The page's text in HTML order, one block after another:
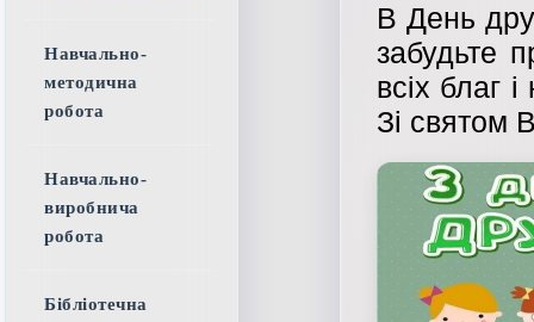
В День
забудьте
всіх благ
Зі святом
Навчально-
методична
робота
Навчально-
виробнича
робота
Бібліотечна